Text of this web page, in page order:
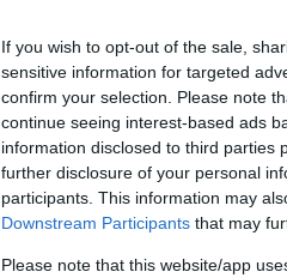
If you wish to opt-out of the sale,
sensitive information for targeted
confirm your selection. Please note
continue seeing interest-based ads
information disclosed to third parties
further disclosure of your personal
participants. This information may
Downstream Participants that may
Please note that this website/app